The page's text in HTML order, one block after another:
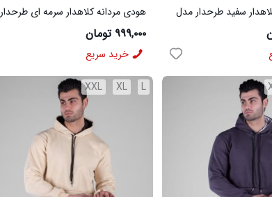
سفید طرحدار مدل
هودی مردانه کلاهدار سرمه ای طرحدار
مدل 49160
۹۹۹,۰۰۰ تومان
خرید سریع
L
XL
XXL